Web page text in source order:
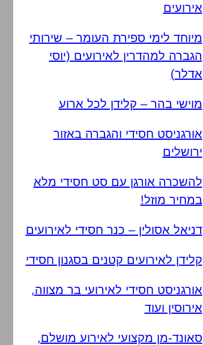
אירועים
מיוחד לימי ספירת העומר – שירותי
הגברה למהדרין לאירועים (יוסי
אדלר)
מוישי בהר – קלידן לכל ארוע
אורגניסט חסידי והגברה באזור
ירושלים
להשכרה אורגן עם סט חסידי מלא
במחיר מוזל!
דניאל אסולין – כנר חסידי לאירועים
קלידן לאירועים קטנים בסגנון חסידי
אורגניסט חסידי לאירועי בר מצווה,
אירוסין ועוד
סאונד-מן מקצועי לאירוע מושלם,